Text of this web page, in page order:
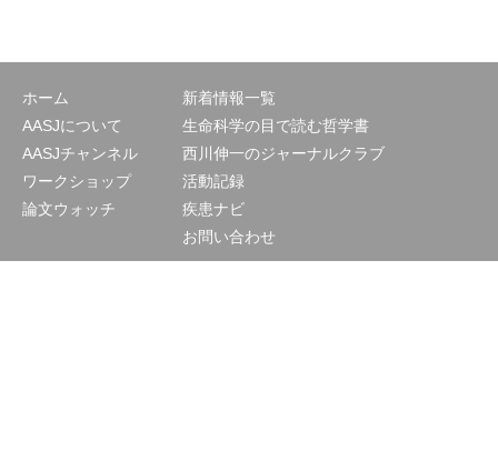
ホーム
AASJについて
AASJチャンネル
ワークショップ
論文ウォッチ
新着情報一覧
生命科学の目で読む哲学書
西川伸一のジャーナルクラブ
活動記録
疾患ナビ
お問い合わせ